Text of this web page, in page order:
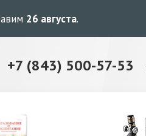
26 августа.
+7 (843) 500-57-53